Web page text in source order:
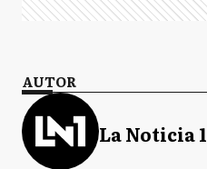
AUTOR
La Noticia 1